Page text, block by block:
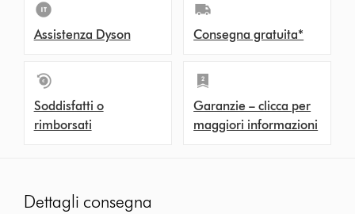
Assistenza Dyson Consegna gratuita*
Soddisfatti o
rimborsati
Garanzie – clicca per
maggiori informazioni
Dettagli consegna